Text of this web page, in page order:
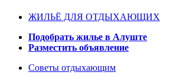
ЖИЛЬЁ ДЛЯ ОТДЫХАЮЩИХ
Подобрать жилье в Алуште
Разместить объявление
Советы отдыхающим